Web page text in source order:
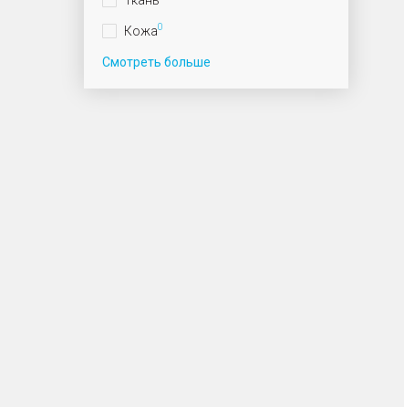
Кожа0
Смотреть больше